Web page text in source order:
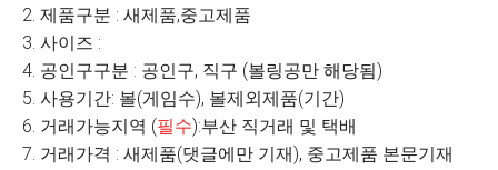
2. 제품구분 : 새제품,중고제품
3. 사이즈 :
4. 공인구구분 : 공인구, 직구 (볼링공만 해당됨)
5. 사용기간: 볼(게임수), 볼제외제품(기간)
6. 거래가능지역 (필수):부산 직거래 및 택배
7. 거래가격 : 새제품(댓글에만 기재), 중고제품 본문기재